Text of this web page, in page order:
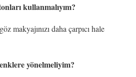
kullanmalıyım?
makyajınızı daha çarpıcı hale
yönelmeliyim?